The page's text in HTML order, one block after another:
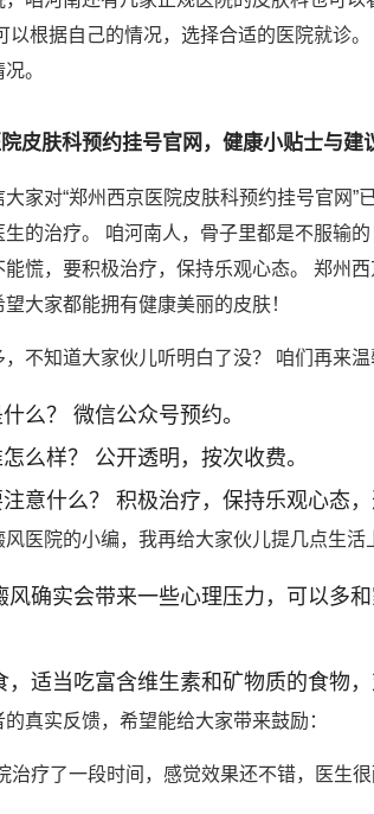
以根据自己的情况，选择合适的医院就诊
。
皮肤科预约挂号官网，健康小贴士与建
家对“郑州西京医院皮肤科预约挂号官网
生的治疗。 咱河南人，骨子里都是不服输
能慌，要积极治疗，保持乐观心态。 郑州
大家都能拥有健康美丽的皮肤！
不知道大家伙儿听明白了没？ 咱们再来
么？ 微信公众号预约。
么样？ 公开透明，按次收费。
意什么？ 积极治疗，保持乐观心态，
医院的小编，我再给大家伙儿提几点生活
风确实会带来一些心理压力，可以多
，适当吃富含维生素和矿物质的食物
真实反馈，希望能给大家带来鼓励：
治疗了一段时间，感觉效果还不错，医生